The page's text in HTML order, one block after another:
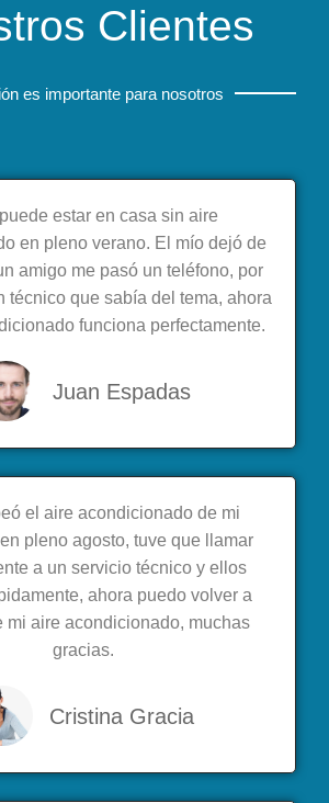
Clientes
es importante para nosotros
estar en casa sin aire
en pleno verano. El mío dejó de
amigo me pasó un teléfono, por
técnico que sabía del tema, ahora
funciona perfectamente.
Juan Espadas
el aire acondicionado de mi
pleno agosto, tuve que llamar
a un servicio técnico y ellos
ahora puedo volver a
mi aire acondicionado, muchas
gracias.
Cristina Gracia